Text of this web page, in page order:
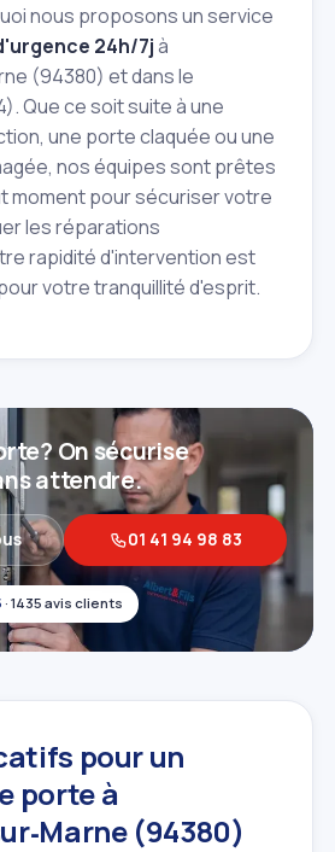
nous proposons un service
24h/7jà
(94380) et dans le
Que ce soit suite à une
une porte claquée ou une
nos équipes sont prêtes
moment pour sécuriser votre
les réparations
rapidité d'intervention est
votre tranquillité d'esprit.
· 1435 avis clients
On sécurise
attendre.
01 41 94 98 83
pour un
porte à
(94380)